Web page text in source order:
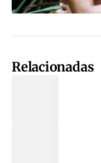
Relacionadas